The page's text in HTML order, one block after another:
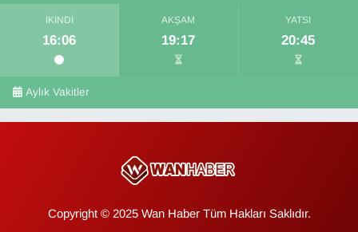
İKINDI
16:06
AKŞAM
19:17
YATSI
20:45
Aylık Vakitler
Copyright © 2025 Wan Haber Tüm Hakları Saklıdır.